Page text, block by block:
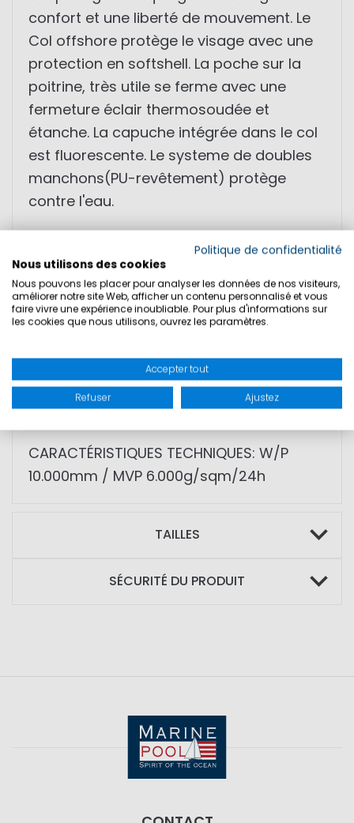
confort et une liberté de mouvement. Le
Col offshore protège le visage avec une
protection en softshell. La poche sur la
poitrine, très utile se ferme avec une
fermeture éclair thermosoudée et
étanche. La capuche intégrée dans le col
est fluorescente. Le systeme de doubles
manchons(PU-revêtement) protège
contre l'eau.
• doubles manchons
• Poche sur la poitrine et une deuxième
poche avec doublure polaire
capuche et les épaules
• Doublure en mesh/taffeta avec
pochette intérieure
CARACTÉRISTIQUES TECHNIQUES: W/P
10.000mm / MVP 6.000g/sqm/24h
TAILLES
SÉCURITÉ DU PRODUIT
Politique de confidentialité
Nous utilisons des cookies
Nous pouvons les placer pour analyser les données de nos visiteurs,
améliorer notre site Web, afficher un contenu personnalisé et vous
faire vivre une expérience inoubliable. Pour plus d'informations sur
les cookies que nous utilisons, ouvrez les paramètres.
Accepter tout
Refuser Ajustez